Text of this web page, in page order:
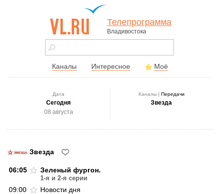
vl.ru - сайт
города
Телепрограмма
Владивостока
Каналы Интересное Моё
Дата
Сегодня
08 августа
Каналы | Передачи
Звезда
Звезда
06:05 Зеленый фургон.
1-я и 2-я серии
09:00
Новости дня